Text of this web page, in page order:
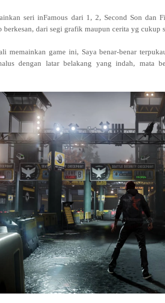
seri inFamous dari 1, 2, Second Son dan
berkesan, dari segi grafik maupun cerita yg cukup
memainkan game ini, Saya benar-benar
dengan latar belakang yang indah, mata